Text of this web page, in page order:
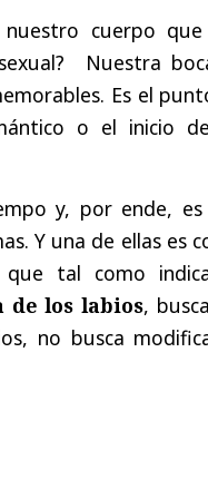
cuerpo que
Nuestra
Es el
o el inicio
y, por ende,
Y una de ellas es
tal como
los labios,
no busca